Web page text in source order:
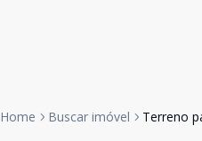
Home Buscar imóvel Terreno